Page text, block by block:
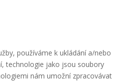
používáme k ukládání a/nebo
technologie jako jsou soubory
nám umožní zpracovávat